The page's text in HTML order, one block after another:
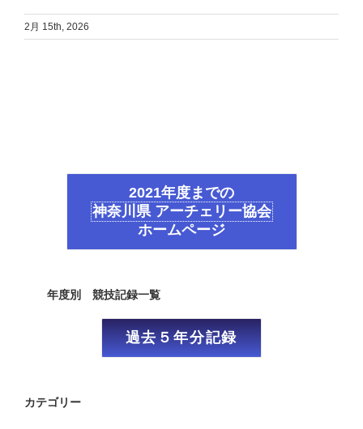
2月 15th, 2026
2021年度までの
神奈川県 アーチェリー協会
ホームページ
年度別 競技記録一覧
過去５年分記録
カテゴリー